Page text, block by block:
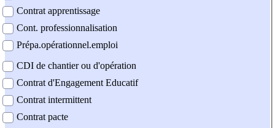
Contrat apprentissage
Cont. professionnalisation
Prépa.opérationnel.emploi
CDI de chantier ou d'opération
Contrat d'Engagement Educatif
Contrat intermittent
Contrat pacte